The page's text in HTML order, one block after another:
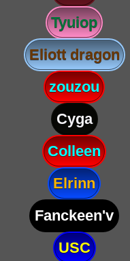
Tyuiop
Eliott dragon
zouzou
Cyga
Colleen
Elrinn
Fanckeen'v
USC